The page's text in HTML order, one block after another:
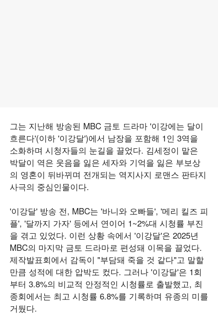
그는 지난해 방송된 MBC 금토 드라마 '이강에는 달이
흐른다'(이하 '이강달')에서 남장을 포함해 1인 3역을
소화하며 시청자들의 눈길을 끌었다. 김세정이 맡은
박달이 역은 웃음을 잃은 세자와 기억을 잃은 부보상
의 영혼이 뒤바뀌며 전개되는 역지사지 로맨스 판타지
사극의 중심인물이다.
'이강달' 방송 전, MBC는 '바니와 오빠들', '메리 킬즈 피
플', '달까지 가자' 등에서 연이어 1~2%대 시청률 부진
을 겪고 있었다. 이런 상황 속에서 '이강달'은 2025년
MBC의 마지막 금토 드라마로 편성돼 이목을 끌었다.
제작발표회에서 감독이 "부담돼 죽을 것 같다"고 말할
만큼 성적에 대한 압박도 컸다. 그러나 '이강달'은 1회
부터 3.8%의 비교적 안정적인 시청률로 출발했고, 최
종회에서는 최고 시청률 6.8%를 기록하며 유종의 미를
거뒀다.